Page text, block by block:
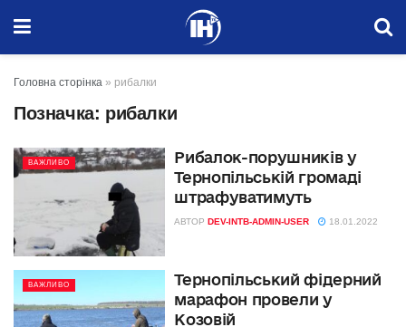
Головна сторінка » рибалки
Позначка: рибалки
ВАЖЛИВО
Рибалок-порушників у
Тернопільській громаді
штрафуватимуть
АВТОР DEV-INTB-ADMIN-USER 18.01.2022
ВАЖЛИВО
Тернопільський фідерний
марафон провели у
Козовій